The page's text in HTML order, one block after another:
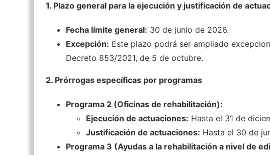
1. Plazo general para la ejecución y justificación de
Fecha límite general: 30 de junio de 2026.
Excepción: Este plazo podrá ser ampliado
Decreto 853/2021, de 5 de octubre.
2. Prórrogas específicas por programas
Programa 2 (Oficinas de rehabilitación):
Ejecución de actuaciones: Hasta el 31 de
Justificación de actuaciones: Hasta el 30 de
Programa 3 (Ayudas a la rehabilitación a nivel de